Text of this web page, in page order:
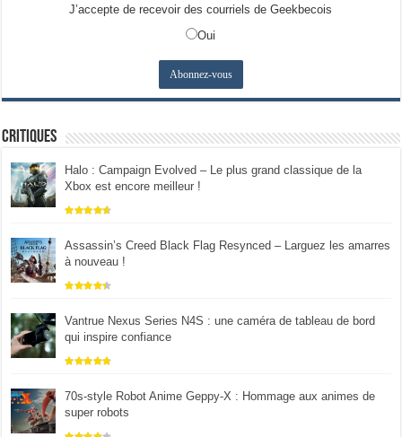
J’accepte de recevoir des courriels de Geekbecois
Oui
Critiques
Halo : Campaign Evolved – Le plus grand classique de la
Xbox est encore meilleur !
Assassin’s Creed Black Flag Resynced – Larguez les amarres
à nouveau !
Vantrue Nexus Series N4S : une caméra de tableau de bord
qui inspire confiance
70s-style Robot Anime Geppy-X : Hommage aux animes de
super robots